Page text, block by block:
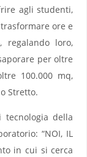
agli studenti,
ore e
loro,
per oltre
100.000 mq,
Stretto.
tecnologia della
“NOI, IL
in cui si cerca